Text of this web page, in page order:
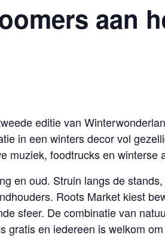
aan
editie van
in een winters decor vol
muziek, foodtrucks en winterse
en oud. Struin langs de
Roots Market kiest
sfeer. De combinatie van
en iedereen is welkom